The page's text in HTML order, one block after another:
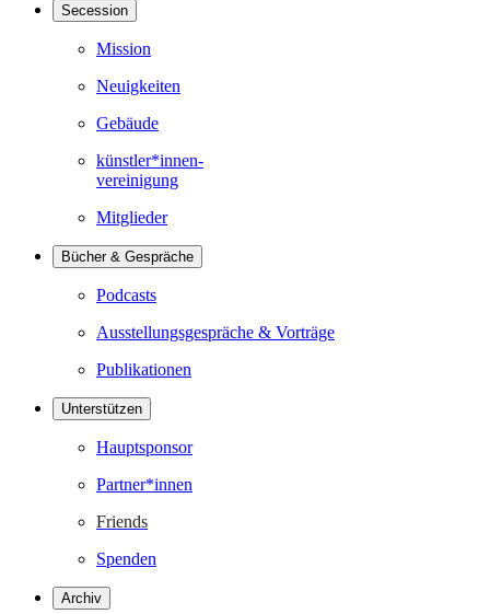
Secession
Mission
Neuigkeiten
Gebäude
künstler*innen-
vereinigung
Mitglieder
Bücher & Gespräche
Podcasts
Ausstellungsgespräche & Vorträge
Publikationen
Unterstützen
Hauptsponsor
Partner*innen
Friends
Spenden
Archiv